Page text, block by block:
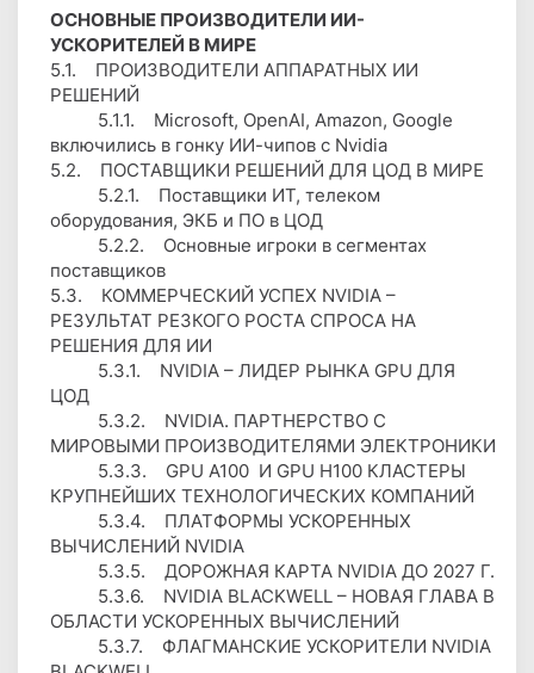
ОСНОВНЫЕ ПРОИЗВОДИТЕЛИ ИИ-
УСКОРИТЕЛЕЙ В МИРЕ
5.1. ПРОИЗВОДИТЕЛИ АППАРАТНЫХ ИИ
РЕШЕНИЙ
5.1.1. Microsoft, OpenAI, Amazon, Google
включились в гонку ИИ-чипов с Nvidia
5.2. ПОСТАВЩИКИ РЕШЕНИЙ ДЛЯ ЦОД В МИРЕ
5.2.1. Поставщики ИТ, телеком
оборудования, ЭКБ и ПО в ЦОД
5.2.2. Основные игроки в сегментах
поставщиков
5.3. КОММЕРЧЕСКИЙ УСПЕХ NVIDIA –
РЕЗУЛЬТАТ РЕЗКОГО РОСТА СПРОСА НА
РЕШЕНИЯ ДЛЯ ИИ
5.3.1. NVIDIA – ЛИДЕР РЫНКА GPU ДЛЯ
ЦОД
5.3.2. NVIDIA. ПАРТНЕРСТВО С
МИРОВЫМИ ПРОИЗВОДИТЕЛЯМИ ЭЛЕКТРОНИКИ
5.3.3. GPU A100 И GPU H100 КЛАСТЕРЫ
КРУПНЕЙШИХ ТЕХНОЛОГИЧЕСКИХ КОМПАНИЙ
5.3.4. ПЛАТФОРМЫ УСКОРЕННЫХ
ВЫЧИСЛЕНИЙ NVIDIA
5.3.5. ДОРОЖНАЯ КАРТА NVIDIA ДО 2027 Г.
5.3.6. NVIDIA BLACKWELL – НОВАЯ ГЛАВА В
ОБЛАСТИ УСКОРЕННЫХ ВЫЧИСЛЕНИЙ
5.3.7. ФЛАГМАНСКИЕ УСКОРИТЕЛИ NVIDIA